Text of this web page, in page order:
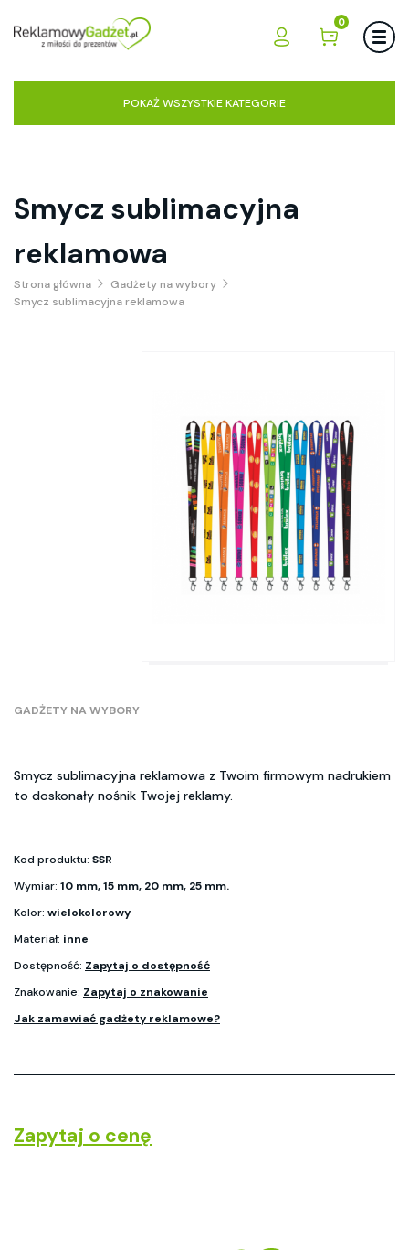
0
POKAŻ WSZYSTKIE KATEGORIE
Smycz sublimacyjna
reklamowa
Strona główna
Gadżety na wybory
Smycz sublimacyjna reklamowa
GADŻETY NA WYBORY
Smycz sublimacyjna reklamowa z Twoim firmowym nadrukiem
to doskonały nośnik Twojej reklamy.
Kod produktu: SSR
Wymiar: 10 mm, 15 mm, 20 mm, 25 mm.
Kolor: wielokolorowy
Materiał: inne
Dostępność: Zapytaj o dostępność
Znakowanie: Zapytaj o znakowanie
Jak zamawiać gadżety reklamowe?
Zapytaj o cenę